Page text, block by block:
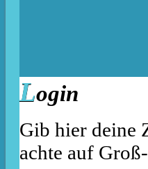
Login
Gib hier deine
achte auf